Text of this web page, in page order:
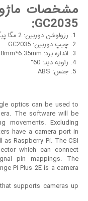
GC2035:
رزولوشن دوربین: 2 مگا پیکسل
چیپ دوربین: GC2035
اندازه برد: 54mm*18mm*6.35mm
زاویه دید: 60°
جنس: ABS
optics can be used to
The software will be
movements. Excluding
have a camera port in
Raspberry Pi. The CSI
which can connect
pin mappings. The
Pi Plus 2E is a camera
supports cameras up